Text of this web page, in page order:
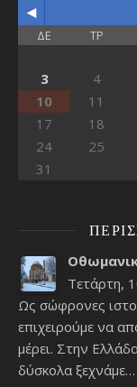
◄
ΔΕ ΤΡ
3
4
10
11
17
18
24
25
31
Τετάρτη,
Ως σώφρονες
επιχειρούμε να
μέρει. Στην
δύσκολα ξεχνάμε…